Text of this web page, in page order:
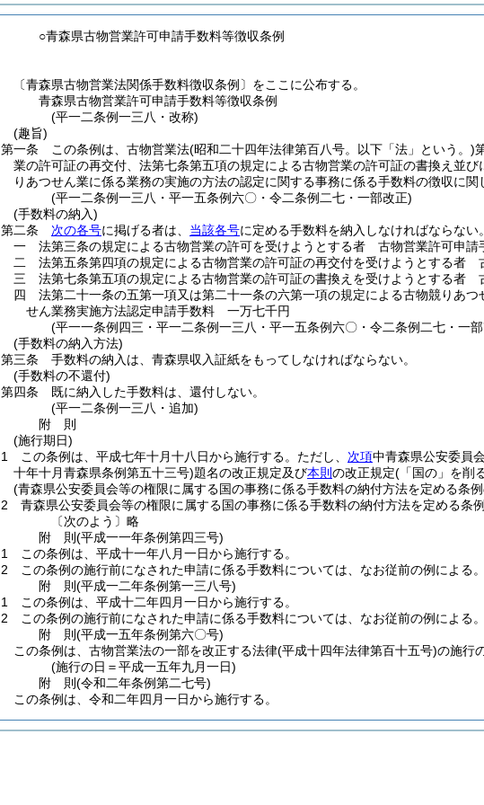
○青森県古物営業許可申請手数料等徴収条例
〔青森県古物営業法関係手数料徴収条例〕をここに公布する。
青森県古物営業許可申請手数料等徴収条例
(平一二条例一三八・改称)
(趣旨)
第一条
この条例は、古物営業法(昭和二十四年法律第百八号。以下「法」という。)
業の許可証の再交付、法第七条第五項の規定による古物営業の許可証の書換え並
りあつせん業に係る業務の実施の方法の認定に関する事務に係る手数料の徴収に関
(平一二条例一三八・平一五条例六〇・令二条例二七・一部改正)
(手数料の納入)
第二条
次の各号に掲げる者は、 当該各号に定める手数料を納入しなければならない。
一
法第三条の規定による古物営業の許可を受けようとする者 古物営業許可申
二
法第五条第四項の規定による古物営業の許可証の再交付を受けようとする
三
法第七条第五項の規定による古物営業の許可証の書換えを受けようとする
四
法第二十一条の五第一項又は第二十一条の六第一項の規定による古物競りあ
せん業務実施方法認定申請手数料 一万七千円
(平一一条例四三・平一二条例一三八・平一五条例六〇・令二条例二七・一
(手数料の納入方法)
第三条
手数料の納入は、青森県収入証紙をもってしなければならない。
(手数料の不還付)
第四条
既に納入した手数料は、還付しない。
(平一二条例一三八・追加)
附 則
(施行期日)
1
この条例は、平成七年十月十八日から施行する。 ただし、 次項中青森県公安委員
十年十月青森県条例第五十三号)題名の改正規定及び本則 の改正規定(「国の」を削
(青森県公安委員会等の権限に属する国の事務に係る手数料の納付方法を定める条
2
青森県公安委員会等の権限に属する国の事務に係る手数料の納付方法を定める条
〔次のよう〕略
附 則(平成一一年条例第四三号)
1
この条例は、平成十一年八月一日から施行する。
2
この条例の施行前になされた申請に係る手数料については、なお従前の例による。
附 則(平成一二年条例第一三八号)
1
この条例は、平成十二年四月一日から施行する。
2
この条例の施行前になされた申請に係る手数料については、なお従前の例による。
附 則(平成一五年条例第六〇号)
この条例は、古物営業法の一部を改正する法律(平成十四年法律第百十五号)の施行
(施行の日＝平成一五年九月一日)
附 則(令和二年条例第二七号)
この条例は、令和二年四月一日から施行する。